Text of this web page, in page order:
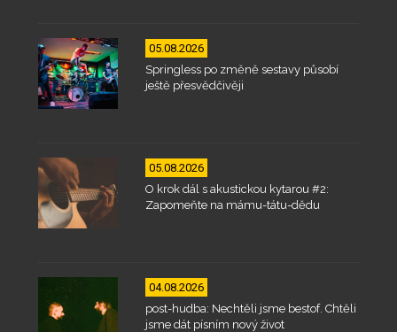
05.08.2026
Springless po změně sestavy působí
ještě přesvědčivěji
05.08.2026
O krok dál s akustickou kytarou #2:
Zapomeňte na mámu-tátu-dědu
04.08.2026
post-hudba: Nechtěli jsme bestof. Chtěli
jsme dát písním nový život